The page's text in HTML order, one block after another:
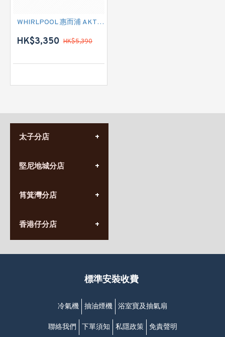
WHIRLPOOL 惠而浦 AKT3570/IX 煙囪式抽油煙機
HK$3,350 HK$5,390
太子分店
營業時間:
九龍太子太子道西141號
堅尼地城分店
營業時間:
香港堅尼地城卑路乍街
(堅尼地城地鐵站B出口)
筲箕灣分店
營業時間:
(10:00am-20:30pm)
香港仔分店
營業時間:
香港香港仔成都道20-28號
(黃竹坑地鐵站轉4M專線小巴)
標準安裝收費
冷氣機 抽油煙機 浴室寶及抽氣扇
聯絡我們 下單須知 私隱政策 免責聲明